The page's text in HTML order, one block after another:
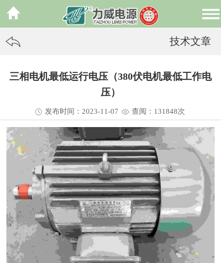
技术文章
三相电机最低运行电压（380伏电机最低工作电
压）
发布时间：2023-11-07 查阅：131848次